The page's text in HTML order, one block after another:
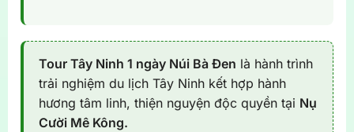
Tour Tây Ninh 1 ngày Núi Bà Đen là hành trình
trải nghiệm du lịch Tây Ninh kết hợp hành
hương tâm linh, thiện nguyện độc quyền tại Nụ
Cười Mê Kông.